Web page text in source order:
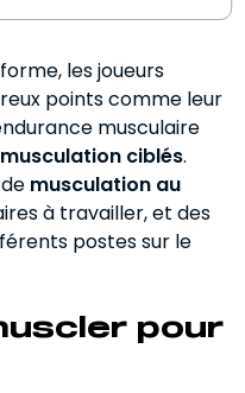
à travailler dans
foot
la musculation
résumé
les joueurs
points comme leur
musculaire
musculation ciblés.
musculation au
à travailler, et des
postes sur le
pour